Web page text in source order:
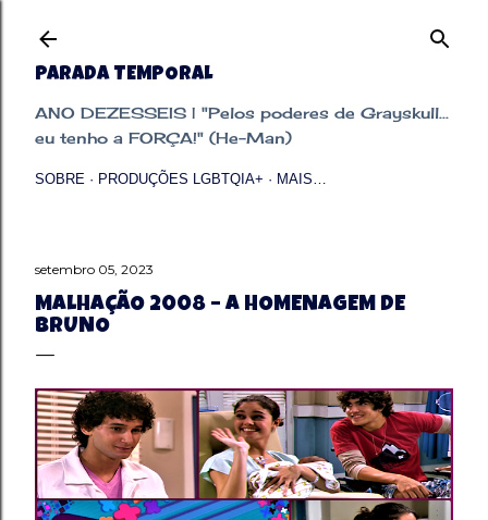
PARADA TEMPORAL
ANO DEZESSEIS | "Pelos poderes de Grayskull...
eu tenho a FORÇA!" (He-Man)
SOBRE PRODUÇÕES LGBTQIA+ MAIS…
setembro 05, 2023
MALHAÇÃO 2008 – A HOMENAGEM DE
BRUNO